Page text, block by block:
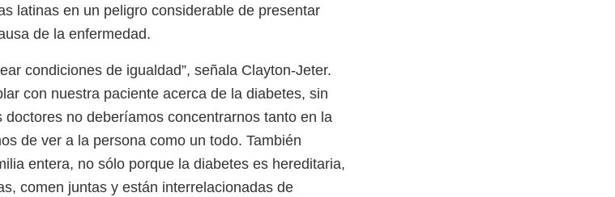
latinas en un peligro considerable de presentar
de la enfermedad.
condiciones de igualdad”, señala Clayton-Jeter.
con nuestra paciente acerca de la diabetes, sin
no deberíamos concentrarnos tanto en la
de ver a la persona como un todo. También
entera, no sólo porque la diabetes es hereditaria,
comen juntas y están interrelacionadas de